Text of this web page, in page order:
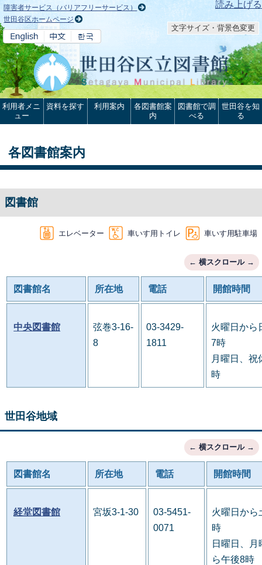
本文へ 読み上げる
障害者サービス（バリアフリーサービス）
世田谷区ホームページ
文字サイズ・背景色変更
利用者メニ
ュー
資料を探す 利用案内
各図書館案
内
図書館で調
べる
世田谷を知
る
各図書館案内
図書館
エレベーター 車いす用トイレ 車いす用駐車場
図書館名 所在地 電話 開館時間
中央図書館
弦巻3-16-
8
03-3429-
1811
火曜日から
7時
月曜日、祝
時
世田谷地域
図書館名 所在地 電話 開館時間
経堂図書館 宮坂3-1-30
03-5451-
0071
火曜日から
時
日曜日、
ら午後8時